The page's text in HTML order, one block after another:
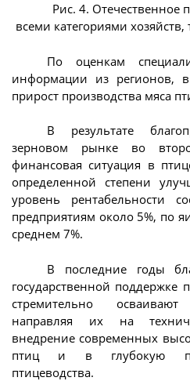
Рис. 4. Отечественное
всеми категориями
По оценкам
информации из регионов, в
прирост производства мяса
В результате
зерновом рынке во
финансовая ситуация в
определенной степени
уровень рентабельности
предприятиям около 5%, по
среднем 7%.
В последние годы
государственной поддержке
стремительно
направляя их на
внедрение современных
птиц и в глубокую
птицеводства.